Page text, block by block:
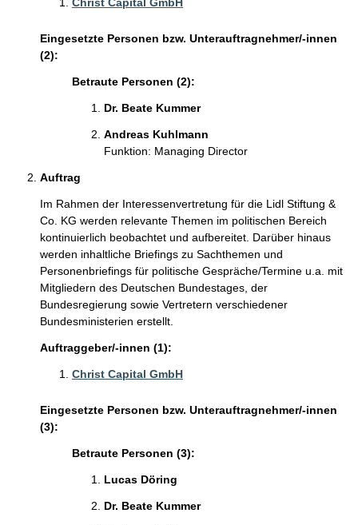
Eingesetzte Personen bzw. Unterauftragnehmer/-innen
(2):
Betraute Personen (2):
Dr. Beate Kummer
Andreas Kuhlmann
Funktion: Managing Director
Auftrag
Im Rahmen der Interessenvertretung für die Lidl Stiftung &
Co. KG werden relevante Themen im politischen Bereich
kontinuierlich beobachtet und aufbereitet. Darüber hinaus
werden inhaltliche Briefings zu Sachthemen und
Personenbriefings für politische Gespräche/Termine u.a. mit
Mitgliedern des Deutschen Bundestages, der
Bundesregierung sowie Vertretern verschiedener
Bundesministerien erstellt.
Auftraggeber/-innen (1):
Christ Capital GmbH
Eingesetzte Personen bzw. Unterauftragnehmer/-innen
(3):
Betraute Personen (3):
Lucas Döring
Dr. Beate Kummer